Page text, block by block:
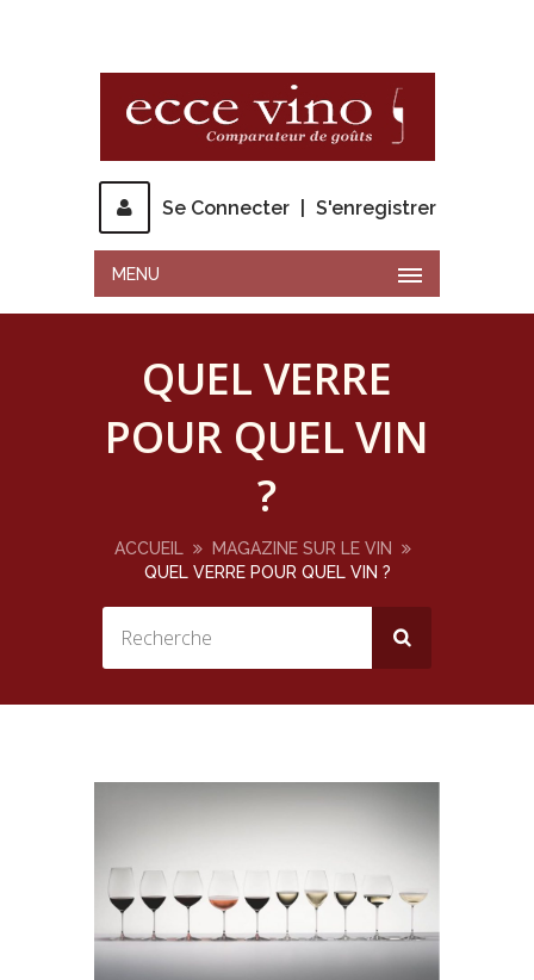
Se Connecter S'enregistrer
MENU
QUEL VERRE
POUR QUEL VIN
?
ACCUEIL
MAGAZINE SUR LE VIN
QUEL VERRE POUR QUEL VIN ?